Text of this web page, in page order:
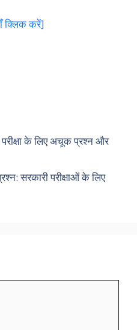
क्लिक करें]
के लिए अचूक प्रश्न और
सरकारी परीक्षाओं के लिए